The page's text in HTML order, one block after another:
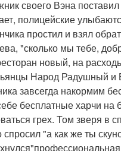
своего Вэна
полицейские
простил и взял
"сколько мы тебе,
новый, на
Народ Радушный и
завсегда накормим
бесплатные харчи на
грех. Том зверя в
спросил "а как же ты